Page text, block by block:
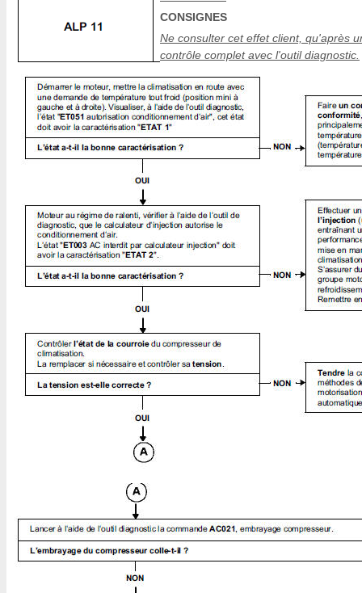
CONSIGNES
Ne consulter cet effet client, qu'après
contrôle complet avec l'outil diagnostic.